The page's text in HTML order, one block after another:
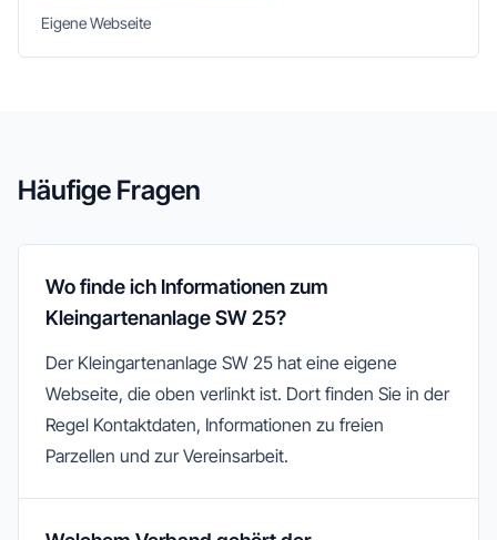
Eigene Webseite
Häufige Fragen
Wo finde ich Informationen zum
Kleingartenanlage SW 25?
Der Kleingartenanlage SW 25 hat eine eigene
Webseite, die oben verlinkt ist. Dort finden Sie in der
Regel Kontaktdaten, Informationen zu freien
Parzellen und zur Vereinsarbeit.